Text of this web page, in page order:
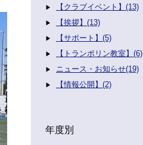
【クラブイベント】(13)
【挨拶】(13)
【サポート】(5)
【トランポリン教室】(6)
ニュース・お知らせ(19)
【情報公開】(2)
年度別